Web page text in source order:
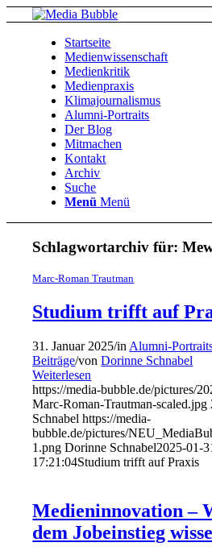
Startseite
Medienwissenschaft
Medienkritik
Medienpraxis
Klimajournalismus
Alumni-Portraits
Der Blog
Mitmachen
Kontakt
Archiv
Suche
Menü Menü
Schlagwortarchiv für:
Marc-Roman Trautman
Studium trifft auf
31. Januar 2025/in Alumni-
Beiträge/vonDorinne Schnabel
Weiterlesen
https://media-bubble.de/pictures/
Marc-Roman-Trautman-scaled.jpg
Schnabel https://media-
bubble.de/pictures/
1.png Dorinne Schnabel2025-01-
17:21:04Studium trifft auf Praxis
Medieninnovation –
dem Jobeinstieg